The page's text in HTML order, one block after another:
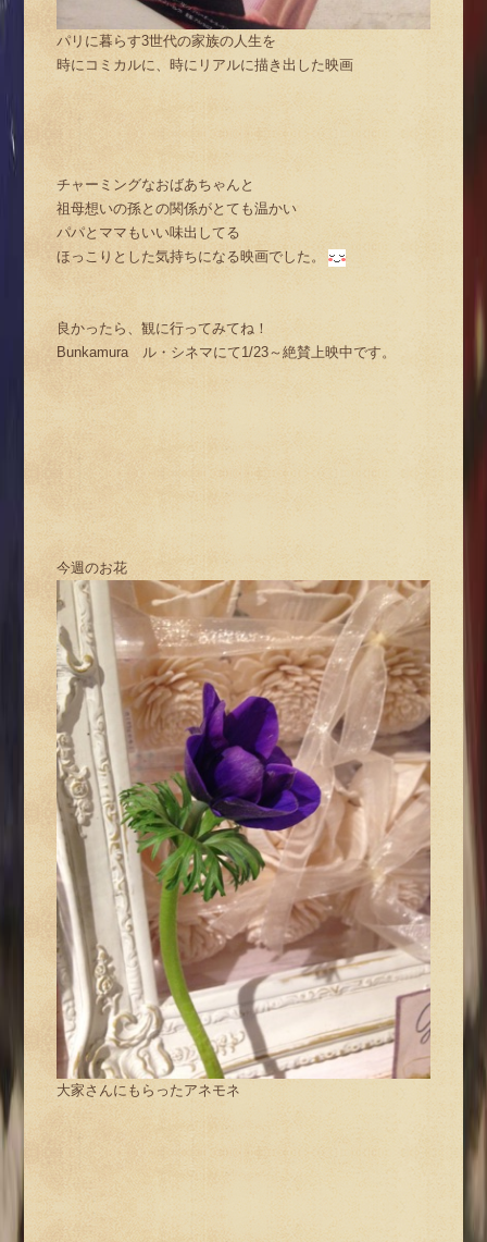
パリに暮らす3世代の家族の人生を
時にコミカルに、時にリアルに描き出した映画
チャーミングなおばあちゃんと
祖母想いの孫との関係がとても温かい
パパとママもいい味出してる
ほっこりとした気持ちになる映画でした。
良かったら、観に行ってみてね！
Bunkamura ル・シネマにて1/23～絶賛上映中です。
今週のお花
大家さんにもらったアネモネ